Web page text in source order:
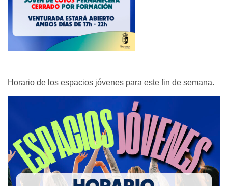
Horario de los espacios jóvenes para este fin de semana.